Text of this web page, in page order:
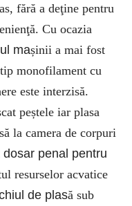
fără a deţine pentru
Cu ocazia
mașinii a mai fost
monofilament cu
este interzisă.
peștele iar plasa
la camera de corpuri
penal pentru
resurselor acvatice
de plasă sub